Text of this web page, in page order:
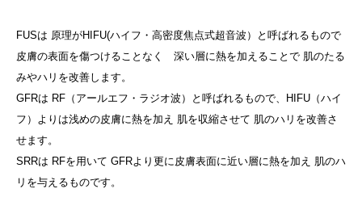
FUSは 原理がHIFU(ハイフ・高密度焦点式超音波）と呼ばれるもので
皮膚の表面を傷つけることなく 深い層に熱を加えることで 肌のたる
みやハリを改善します。
GFRは RF（アールエフ・ラジオ波）と呼ばれるもので、HIFU（ハイ
フ）よりは浅めの皮膚に熱を加え 肌を収縮させて 肌のハリを改善さ
せます。
SRRは RFを用いて GFRより更に皮膚表面に近い層に熱を加え 肌のハ
リを与えるものです。